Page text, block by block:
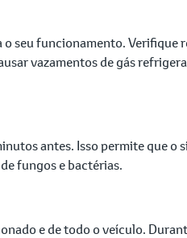
seu funcionamento. Verifique
vazamentos de gás
antes. Isso permite que o
fungos e bactérias.
e de todo o veículo.